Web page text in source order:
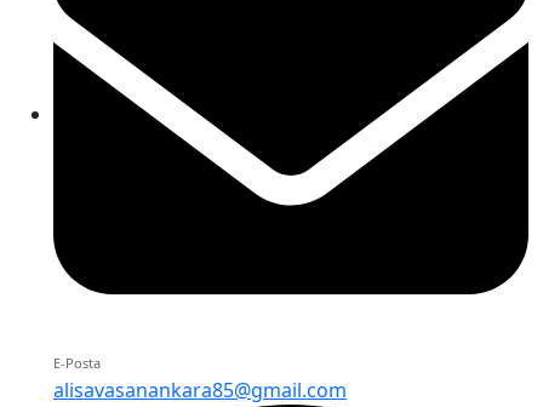
E-Posta
alisavasanankara85@gmail.com